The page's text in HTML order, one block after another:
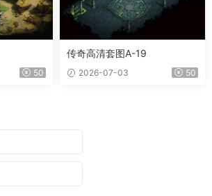
50
传奇高清套图A-19
2026-07-03 50